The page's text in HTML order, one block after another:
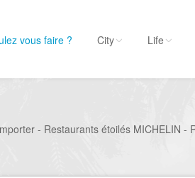
vous faire ? City Life
- Restaurants étoilés MICHELIN -